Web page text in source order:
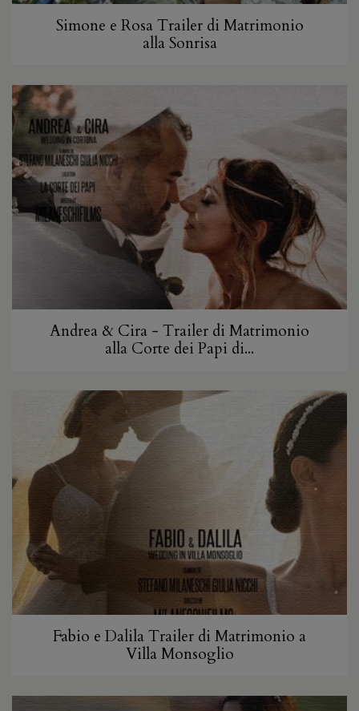
Simone e Rosa Trailer di Matrimonio
alla Sonrisa
Andrea & Cira - Trailer di Matrimonio
alla Corte dei Papi di...
Fabio e Dalila Trailer di Matrimonio a
Villa Monsoglio